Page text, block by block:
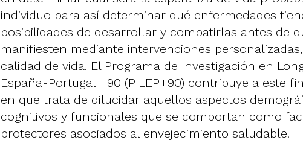
individuo para así determinar qué enfermedades
posibilidades de desarrollar y combatirlas antes de
manifiesten mediante intervenciones
calidad de vida. El Programa de Investigación en
España-Portugal +90 (PILEP+90) contribuye a este
en que trata de dilucidar aquellos aspectos
cognitivos y funcionales que se comportan como
protectores asociados al envejecimiento saludable.